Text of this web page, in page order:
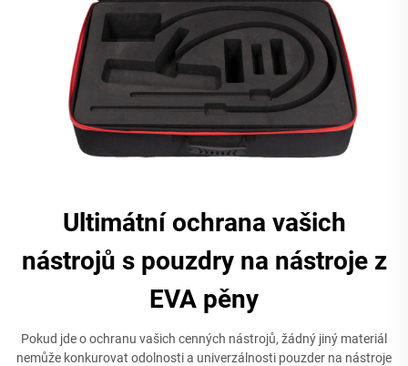
Ultimátní ochrana vašich
nástrojů s pouzdry na nástroje z
EVA pěny
Pokud jde o ochranu vašich cenných nástrojů, žádný jiný materiál
nemůže konkurovat odolnosti a univerzálnosti pouzder na nástroje